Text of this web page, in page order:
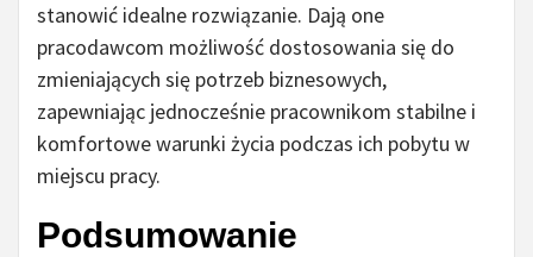
stanowić idealne rozwiązanie. Dają one
pracodawcom możliwość dostosowania się do
zmieniających się potrzeb biznesowych,
zapewniając jednocześnie pracownikom stabilne i
komfortowe warunki życia podczas ich pobytu w
miejscu pracy.
Podsumowanie